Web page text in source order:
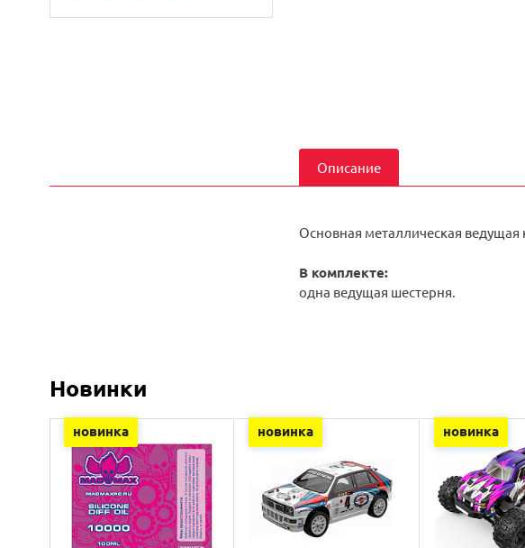
Описание
Основная металлическая ведущая
В комплекте:
одна ведущая шестерня.
Новинки
новинка новинка новинка